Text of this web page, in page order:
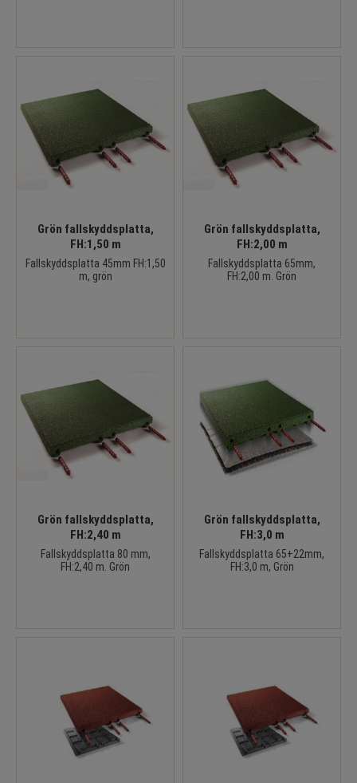
Grön fallskyddsplatta,
FH:1,50 m
Fallskyddsplatta 45mm FH:1,50
m, grön
Grön fallskyddsplatta,
FH:2,00 m
Fallskyddsplatta 65mm,
FH:2,00 m. Grön
Grön fallskyddsplatta,
FH:2,40 m
Fallskyddsplatta 80 mm,
FH:2,40 m. Grön
Grön fallskyddsplatta,
FH:3,0 m
Fallskyddsplatta 65+22mm,
FH:3,0 m, Grön